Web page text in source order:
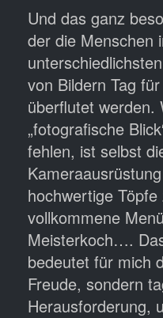
Und das ganz
der die Menschen
von Bildern Tag
überflutet werden.
„fotografische
fehlen, ist selbst
hochwertige
vollkommene
Meisterkoch….
bedeutet für mich
Freude, sondern
Herausforderung,